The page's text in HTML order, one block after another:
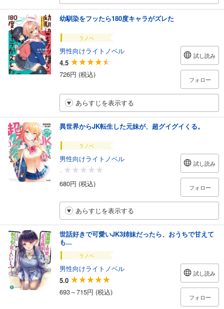
幼馴染をフッたら180度キャラがズレた
ラノベ
男性向けライトノベル
4.5
726円 (税込)
試し読み
フォロー
あらすじを表示する
異世界からJK転生した元妹が、超グイグイくる。
ラノベ
男性向けライトノベル
-
680円 (税込)
試し読み
フォロー
あらすじを表示する
世話好きで可愛いJK3姉妹だったら、おうちで甘えて
も...
ラノベ
男性向けライトノベル
5.0
693～715円 (税込)
試し読み
フォロー